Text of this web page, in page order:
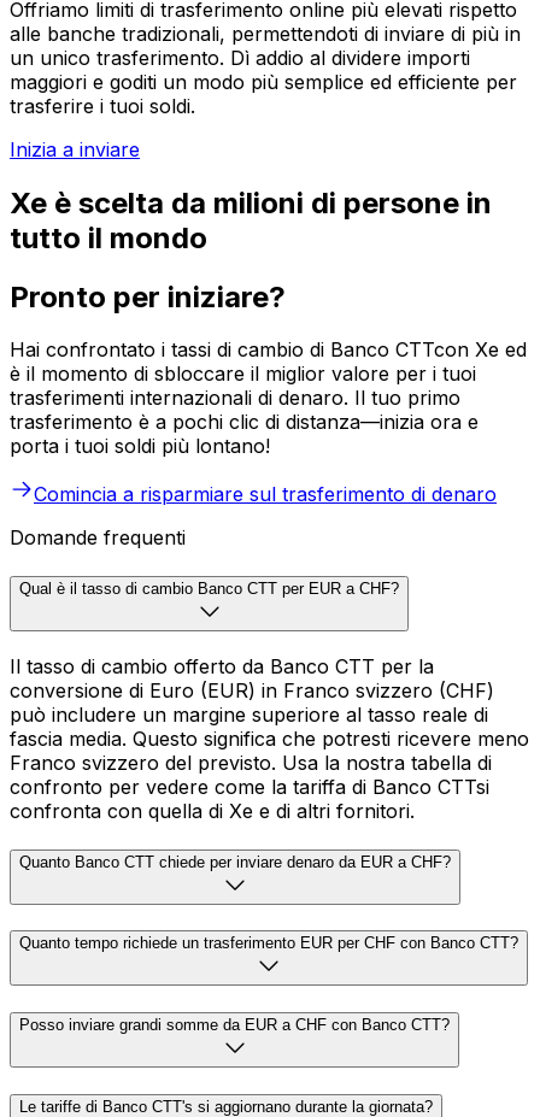
Offriamo limiti di trasferimento online più elevati rispetto
alle banche tradizionali, permettendoti di inviare di più in
un unico trasferimento. Dì addio al dividere importi
maggiori e goditi un modo più semplice ed efficiente per
trasferire i tuoi soldi.
Inizia a inviare
Xe è scelta da milioni di persone in
tutto il mondo
Pronto per iniziare?
Hai confrontato i tassi di cambio di Banco CTTcon Xe ed
è il momento di sbloccare il miglior valore per i tuoi
trasferimenti internazionali di denaro. Il tuo primo
trasferimento è a pochi clic di distanza—inizia ora e
porta i tuoi soldi più lontano!
Comincia a risparmiare sul trasferimento di denaro
Domande frequenti
Qual è il tasso di cambio Banco CTT per EUR a CHF?
Il tasso di cambio offerto da Banco CTT per la
conversione di Euro (EUR) in Franco svizzero (CHF)
può includere un margine superiore al tasso reale di
fascia media. Questo significa che potresti ricevere meno
Franco svizzero del previsto. Usa la nostra tabella di
confronto per vedere come la tariffa di Banco CTTsi
confronta con quella di Xe e di altri fornitori.
Quanto Banco CTT chiede per inviare denaro da EUR a CHF?
Quanto tempo richiede un trasferimento EUR per CHF con Banco CTT?
Posso inviare grandi somme da EUR a CHF con Banco CTT?
Le tariffe di Banco CTT's si aggiornano durante la giornata?